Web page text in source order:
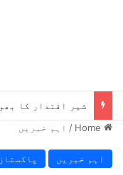
/ اہم خبریں
اہم خبریں